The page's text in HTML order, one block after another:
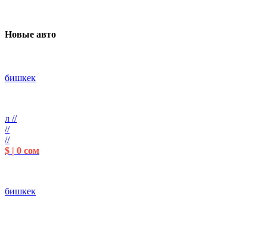
Новые авто
бишкек
л //
//
//
$ | 0 сом
бишкек